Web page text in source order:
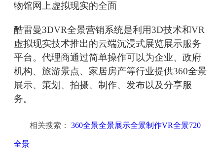
物馆网上虚拟现实的全面
酷雷曼3DVR全景营销系统是利用3D技术和VR
虚拟现实技术推出的云端沉浸式展览展示服务
平台。代理商通过简单操作可以为企业、政府
机构、旅游景点、家居房产等行业提供360全景
展示、策划、拍摄、制作、发布以及分享服
务。
相关搜索： 360全景全景展示全景制作VR全景720
全景